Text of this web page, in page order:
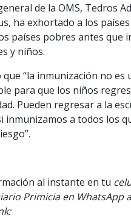
de la OMS, Tedros
ha exhortado a los
países pobres antes que
y niños.
que “la inmunización no es
para que los niños
Pueden regresar a la
inmunizamos a todos los
al instante en tu
Primicia en WhatsApp